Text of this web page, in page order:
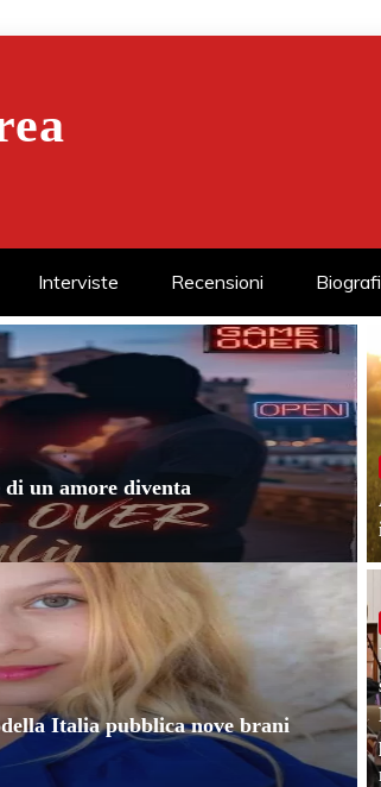
Interviste Recensioni
un amore diventa
Italia pubblica nove brani